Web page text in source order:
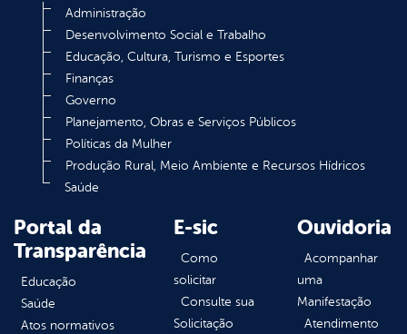
Administração
Desenvolvimento Social e Trabalho
Educação, Cultura, Turismo e Esportes
Finanças
Governo
Planejamento, Obras e Serviços Públicos
Políticas da Mulher
Produção Rural, Meio Ambiente e Recursos Hídricos
Saúde
Portal da
Transparência
Educação
Saúde
Atos normativos
E-sic
Como
solicitar
Consulte sua
Solicitação
Ouvidoria
Acompanhar
uma
Manifestação
Atendimento